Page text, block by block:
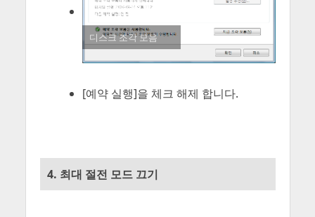
디스크 조각 모음
[예약 실행]을 체크 해제 합니다.
4. 최대 절전 모드 끄기